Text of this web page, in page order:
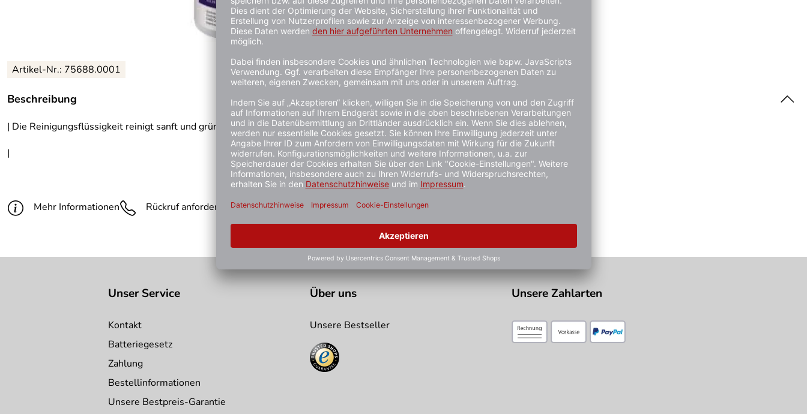
Artikel-Nr.: 75688.0001
Beschreibung
| Die Reinigungsflüssigkeit reinigt sanft und gründlich.
|
Mehr Informationen Rückruf anfordern Günstiger gesehen?
Unser Service
Kontakt
Batteriegesetz
Zahlung
Bestellinformationen
Unsere Bestpreis-Garantie
Über uns
Unsere Bestseller
Unsere Zahlarten